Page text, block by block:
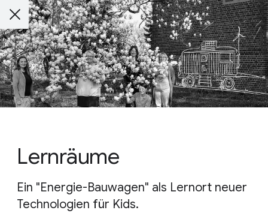
Lernräume
Ein "Energie-Bauwagen" als Lernort neuer
Technologien für Kids.